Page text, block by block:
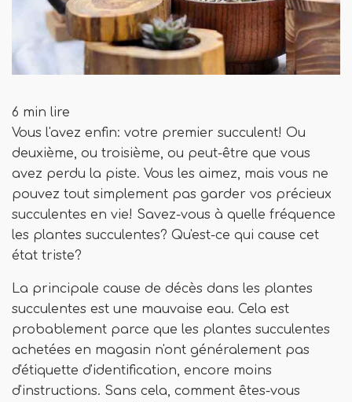
6 min lire
Vous l'avez enfin: votre premier succulent! Ou
deuxième, ou troisième, ou peut-être que vous
avez perdu la piste. Vous les aimez, mais vous ne
pouvez tout simplement pas garder vos précieux
succulentes en vie! Savez-vous à quelle fréquence
les plantes succulentes? Qu'est-ce qui cause cet
état triste?
La principale cause de décès dans les plantes
succulentes est une mauvaise eau. Cela est
probablement parce que les plantes succulentes
achetées en magasin n'ont généralement pas
d'étiquette d'identification, encore moins
d'instructions. Sans cela, comment êtes-vous